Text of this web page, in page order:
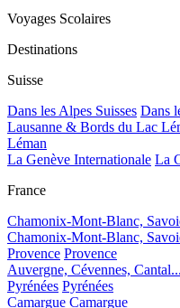
Voyages Scolaires
Destinations
Suisse
Dans les Alpes Suisses Dans
Lausanne & Bords du Lac
Léman
La Genève Internationale La
France
Chamonix-Mont-Blanc,
Chamonix-Mont-Blanc,
Provence Provence
Auvergne, Cévennes, Cantal...
Pyrénées Pyrénées
Camargue Camargue